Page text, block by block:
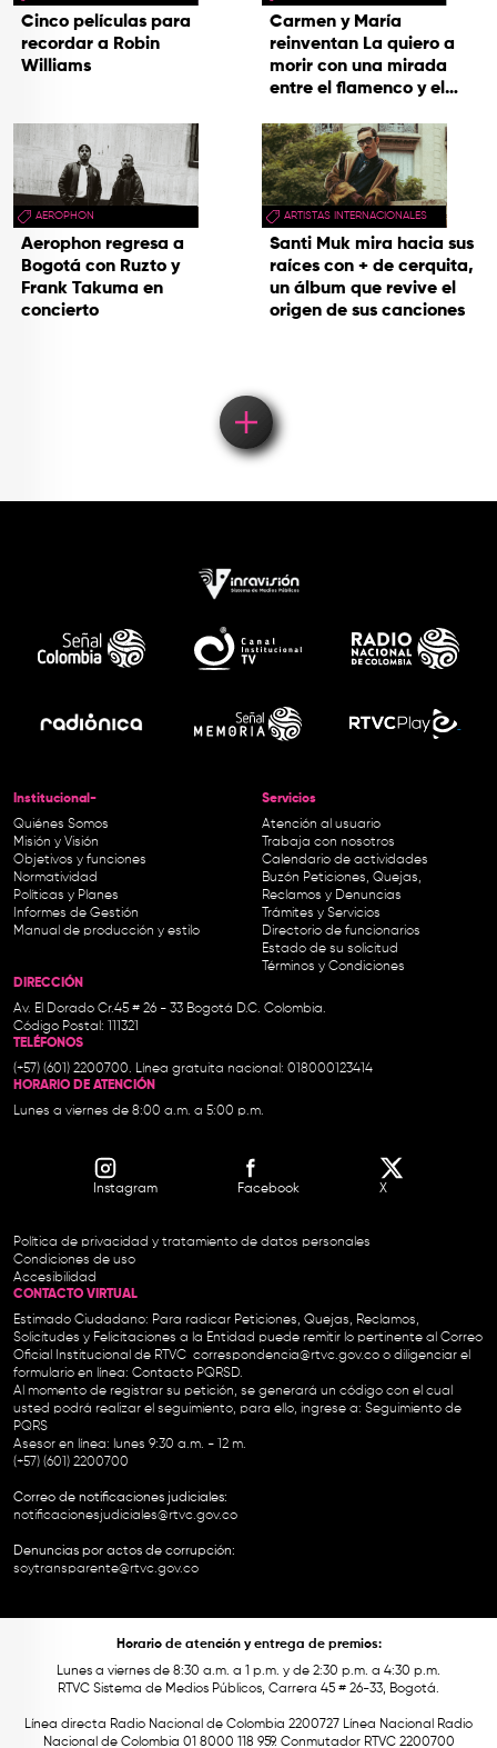
Cinco películas para
recordar a Robin
Williams
AEROPHON
Aerophon regresa a
Bogotá con Ruzto y
Frank Takuma en
concierto
Carmen y María
reinventan La quiero a
morir con una mirada
entre el flamenco y el
ARTISTAS INTERNACIONALES
Santi Muk mira hacia sus
raíces con + de cerquita,
un álbum que revive el
origen de sus canciones
Institucional-
Quiénes Somos
Misión y Visión
Objetivos y funciones
Normatividad
Políticas y Planes
Informes de Gestión
Manual de producción y estilo
Servicios
Atención al usuario
Trabaja con nosotros
Calendario de actividades
Buzón Peticiones, Quejas,
Reclamos y Denuncias
Trámites y Servicios
Directorio de funcionarios
Estado de su solicitud
Términos y Condiciones
DIRECCIÓN
Av. El Dorado Cr.45 # 26 - 33 Bogotá D.C. Colombia.
Código Postal: 111321
TELÉFONOS
(+57) (601) 2200700. Línea gratuita nacional: 018000123414
HORARIO DE ATENCIÓN
Lunes a viernes de 8:00 a.m. a 5:00 p.m.
Instagram Facebook X
Política de privacidad y tratamiento de datos personales
Condiciones de uso
Accesibilidad
CONTACTO VIRTUAL
Estimado Ciudadano: Para radicar Peticiones, Quejas, Reclamos,
Solicitudes y Felicitaciones a la Entidad puede remitir lo pertinente al Correo
Oficial Institucional de RTVC correspondencia@rtvc.gov.co o diligenciar el
formulario en línea: Contacto PQRSD.
Al momento de registrar su petición, se generará un código con el cual
usted podrá realizar el seguimiento, para ello, ingrese a: Seguimiento de
PQRS
Asesor en línea: lunes 9:30 a.m. - 12 m.
(+57) (601) 2200700
Correo de notificaciones judiciales:
notificacionesjudiciales@rtvc.gov.co
Denuncias por actos de corrupción:
soytransparente@rtvc.gov.co
Horario de atención y entrega de premios:
Lunes a viernes de 8:30 a.m. a 1 p.m. y de 2:30 p.m. a 4:30 p.m.
RTVC Sistema de Medios Públicos, Carrera 45 # 26-33, Bogotá.
Línea directa Radio Nacional de Colombia 2200727 Línea Nacional Radio
Nacional de Colombia 01 8000 118 959. Conmutador RTVC 2200700